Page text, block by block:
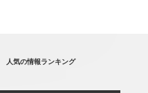
人気の情報ランキング